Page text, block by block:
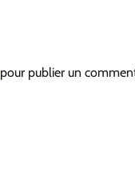
pour publier un